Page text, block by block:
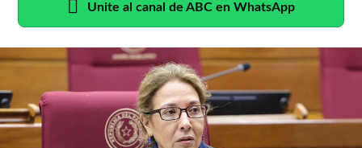
Unite al canal de ABC en WhatsApp